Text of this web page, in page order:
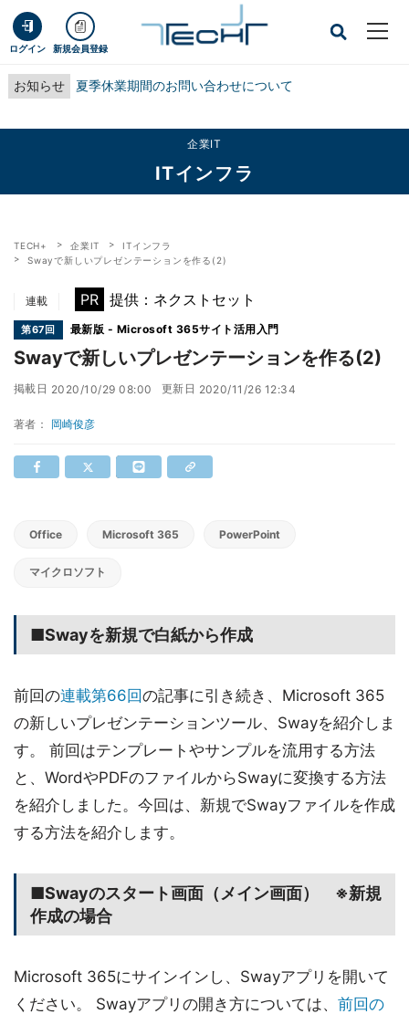
ログイン 新規会員登録
お知らせ 夏季休業期間のお問い合わせについて
企業IT
ITインフラ
TECH+ 企業IT
ITインフラ
Swayで新しいプレゼンテーションを作る(2)
連載 PR 提供：ネクストセット
第67回 最新版 - Microsoft 365サイト活用入門
Swayで新しいプレゼンテーションを作る(2)
掲載日 2020/10/29 08:00 更新日 2020/11/26 12:34
著者： 岡崎俊彦
Office Microsoft 365 PowerPoint
マイクロソフト
■Swayを新規で白紙から作成
前回の連載第66回の記事に引き続き、Microsoft 365
の新しいプレゼンテーションツール、Swayを紹介しま
す。 前回はテンプレートやサンプルを流用する方法
と、WordやPDFのファイルからSwayに変換する方法
を紹介しました。今回は、新規でSwayファイルを作成
する方法を紹介します。
■Swayのスタート画面（メイン画面） ※新規
作成の場合
Microsoft 365にサインインし、Swayアプリを開いて
ください。 Swayアプリの開き方については、 前回の